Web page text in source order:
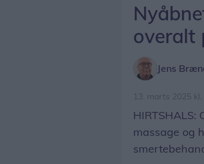
overalt
Jens
13. marts 2025 kl.
HIRTSHALS:
massage og